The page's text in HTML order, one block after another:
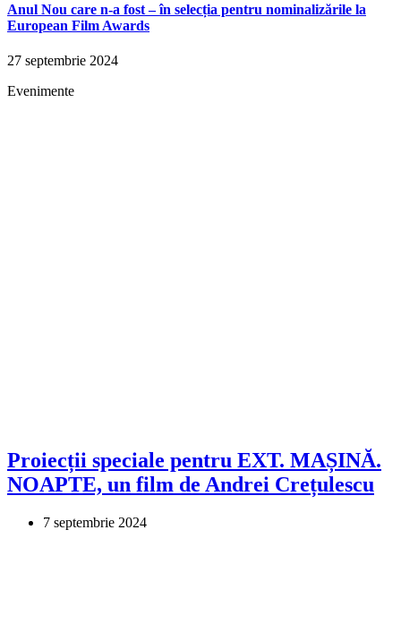
Anul Nou care n-a fost – în selecția pentru nominalizările la
European Film Awards
27 septembrie 2024
Evenimente
Proiecții speciale pentru EXT. MAȘINĂ.
NOAPTE, un film de Andrei Crețulescu
7 septembrie 2024